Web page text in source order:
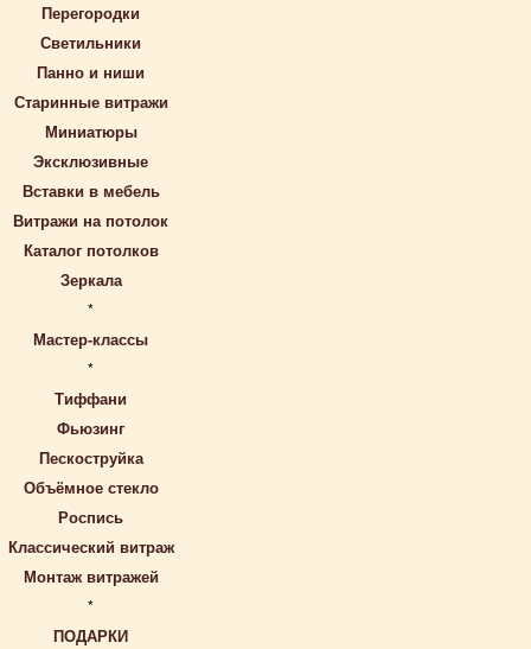
Перегородки
Светильники
Панно и ниши
Старинные витражи
Миниатюры
Эксклюзивные
Вставки в мебель
Витражи на потолок
Каталог потолков
Зеркала
*
Мастер-классы
*
Тиффани
Фьюзинг
Пескоструйка
Объёмное стекло
Роспись
Классический витраж
Монтаж витражей
*
ПОДАРКИ